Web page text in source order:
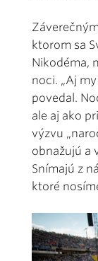
ktorom sa
Nikodéma,
noci. „Aj
povedal.
ale aj ako
výzvu
obnažujú a
Snímajú z
ktoré